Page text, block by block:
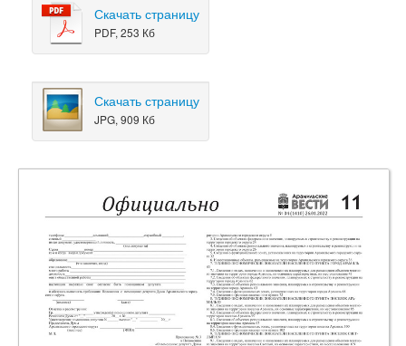
Скачать страницу
PDF, 253 Кб
Скачать страницу
JPG, 909 Кб